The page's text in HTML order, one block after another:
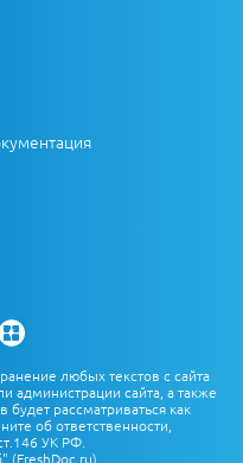
любых текстов с сайта
администрации сайта, а также
рассматриваться как
об ответственности,
УК РФ.